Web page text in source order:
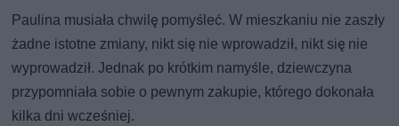
Paulina musiała chwilę pomyśleć. W mieszkaniu nie zaszły
żadne istotne zmiany, nikt się nie wprowadził, nikt się nie
wyprowadził. Jednak po krótkim namyśle, dziewczyna
przypomniała sobie o pewnym zakupie, którego dokonała
kilka dni wcześniej.